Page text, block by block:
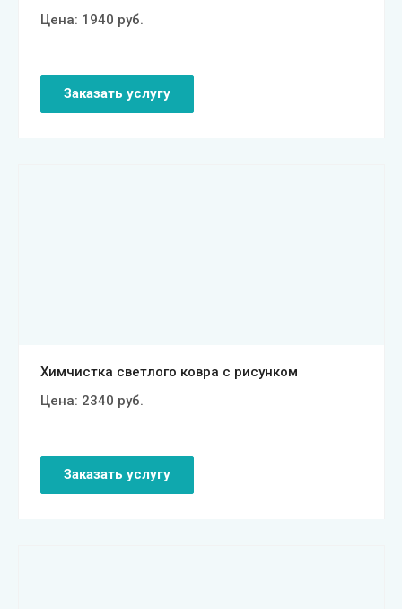
Цена: 1940 руб.
Заказать услугу
Химчистка светлого ковра с рисунком
Цена: 2340 руб.
Заказать услугу